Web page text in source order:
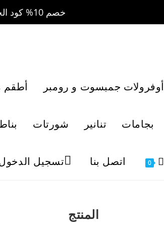
خصم 10% كود الخصم : متجر رباب نت 10 ....... خصم 20% كود الخصم : متجر رباب نت 20
أطقم أوفرولات جمبسوت و رومبر
شورتات تنانير بجامات
تسجيل اتصل بنا 0
المنتج